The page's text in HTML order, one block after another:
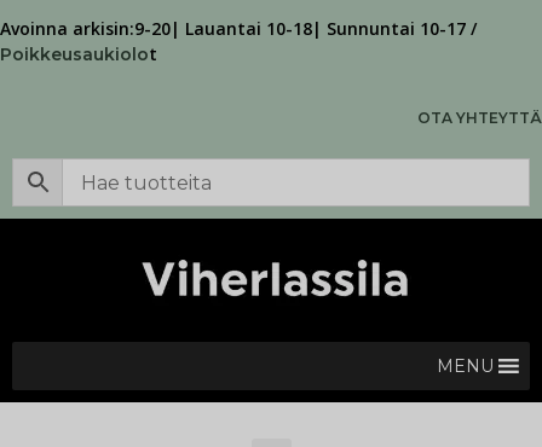
Avoinna arkisin:9-20| Lauantai 10-18| Sunnuntai 10-17 /
Poikkeusaukiolot
OTA YHTEYTTÄ
MENU